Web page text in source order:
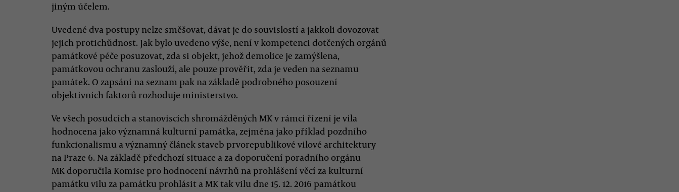
jiným účelem.
Uvedené dva postupy nelze směšovat, dávat je do souvislostí a jakkoli dovozovat
jejich protichůdnost. Jak bylo uvedeno výše, není v kompetenci dotčených orgánů
památkové péče posuzovat, zda si objekt, jehož demolice je zamýšlena,
památkovou ochranu zaslouží, ale pouze prověřit, zda je veden na seznamu
památek. O zapsání na seznam pak na základě podrobného posouzení
objektivních faktorů rozhoduje ministerstvo.
Ve všech posudcích a stanoviscích shromážděných MK v rámci řízení je vila
hodnocena jako významná kulturní památka, zejména jako příklad pozdního
funkcionalismu a významný článek staveb prvorepublikové vilové architektury
na Praze 6. Na základě předchozí situace a za doporučení poradního orgánu
MK doporučila Komise pro hodnocení návrhů na prohlášení věcí za kulturní
památku vilu za památku prohlásit a MK tak vilu dne 15. 12. 2016 památkou